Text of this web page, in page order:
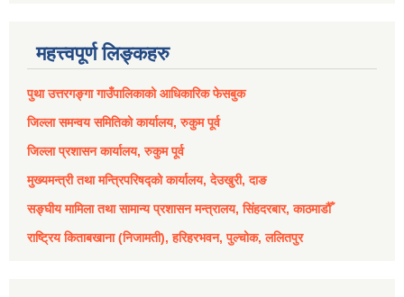
महत्त्वपूर्ण लिङ्कहरु
पुथा उत्तरगङ्गा गाउँपालिकाको आधिकारिक फेसबुक
जिल्ला समन्वय समितिको कार्यालय, रुकुम पूर्व
जिल्ला प्रशासन कार्यालय, रुकुम पूर्व
मुख्यमन्त्री तथा मन्त्रिपरिषद्को कार्यालय, देउखुरी, दाङ
सङ्घीय मामिला तथा सामान्य प्रशासन मन्त्रालय, सिंहदरबार, काठमाडौँ
राष्ट्रिय किताबखाना (निजामती), हरिहरभवन, पुल्चोक, ललितपुर